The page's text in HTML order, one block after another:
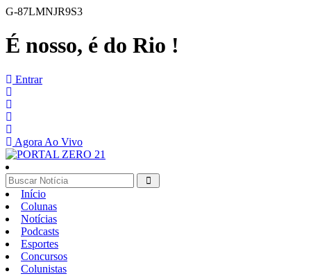
G-87LMNJR9S3
É nosso, é do Rio !
Entrar
Agora Ao Vivo
Início
Colunas
Notícias
Podcasts
Esportes
Concursos
Colunistas